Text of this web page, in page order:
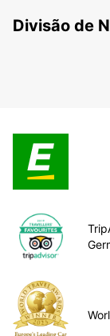
Divisão de